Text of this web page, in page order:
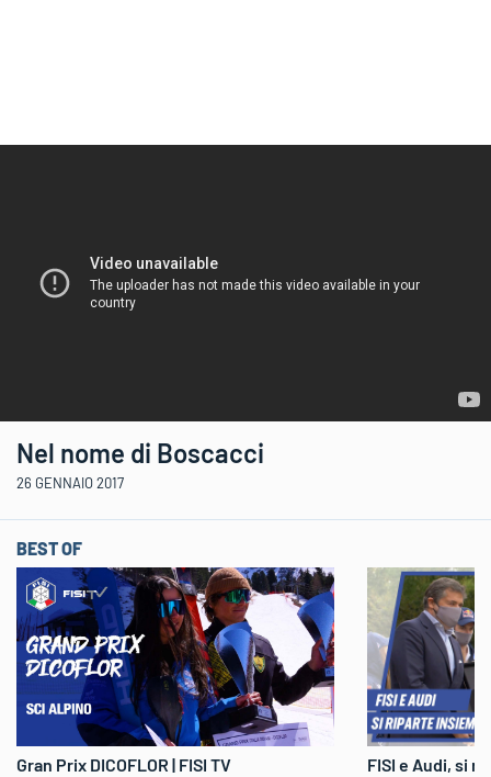
Nel nome di Boscacci
26 GENNAIO 2017
BEST OF
Gran Prix DICOFLOR | FISI TV FISI e Audi, si